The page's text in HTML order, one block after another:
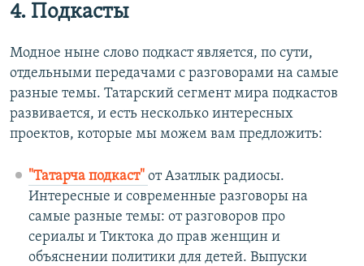
4. Подкасты
Модное ныне слово подкаст является, по сути,
отдельными передачами с разговорами на самые
разные темы. Татарский сегмент мира подкастов
развивается, и есть несколько интересных
проектов, которые мы можем вам предложить:
"Татарча подкаст" от Азатлык радиосы.
Интересные и современные разговоры на
самые разные темы: от разговоров про
сериалы и Тиктока до прав женщин и
объяснении политики для детей. Выпуски